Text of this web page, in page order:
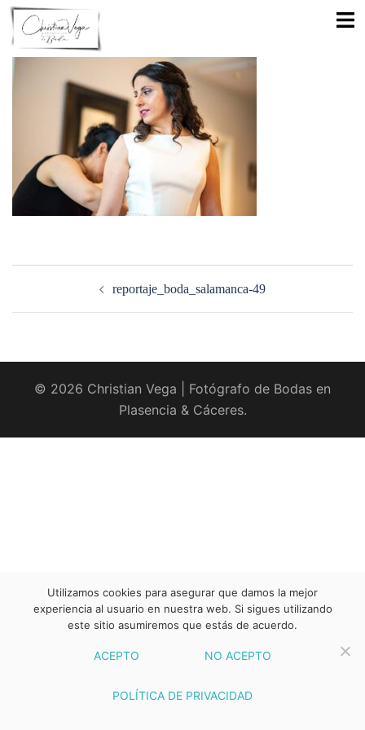
Saltar
contenido
reportaje_boda_salamanca-49
© 2026 Christian Vega | Fotógrafo de Bodas en
Plasencia & Cáceres.
Utilizamos cookies para asegurar que damos la mejor
experiencia al usuario en nuestra web. Si sigues utilizando
este sitio asumiremos que estás de acuerdo.
ACEPTO NO ACEPTO
POLÍTICA DE PRIVACIDAD